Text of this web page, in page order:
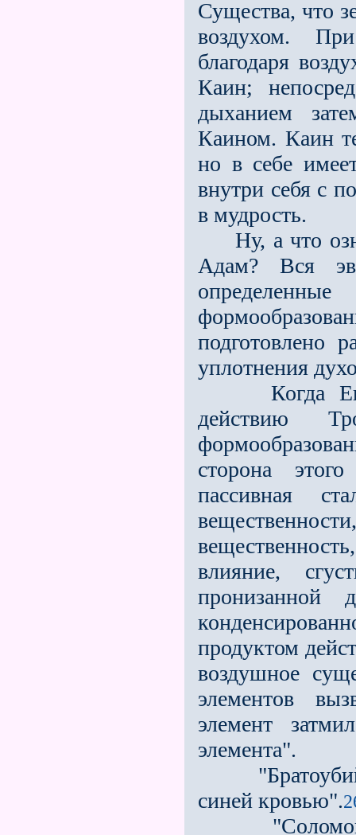
Существа, что
воздухом.
благодаря
Каин;
дыханием
Каином. Каин
но в себе
внутри себя с
в мудрость.
Ну, а что
Адам? Вся
подготовлено
уплотнения
Когда Ева,
действию
сторона
пассивная
влияние,
пронизанной
продуктом
воздушное
элементов
элемент
элемента".
синей кровью".
"Соломон